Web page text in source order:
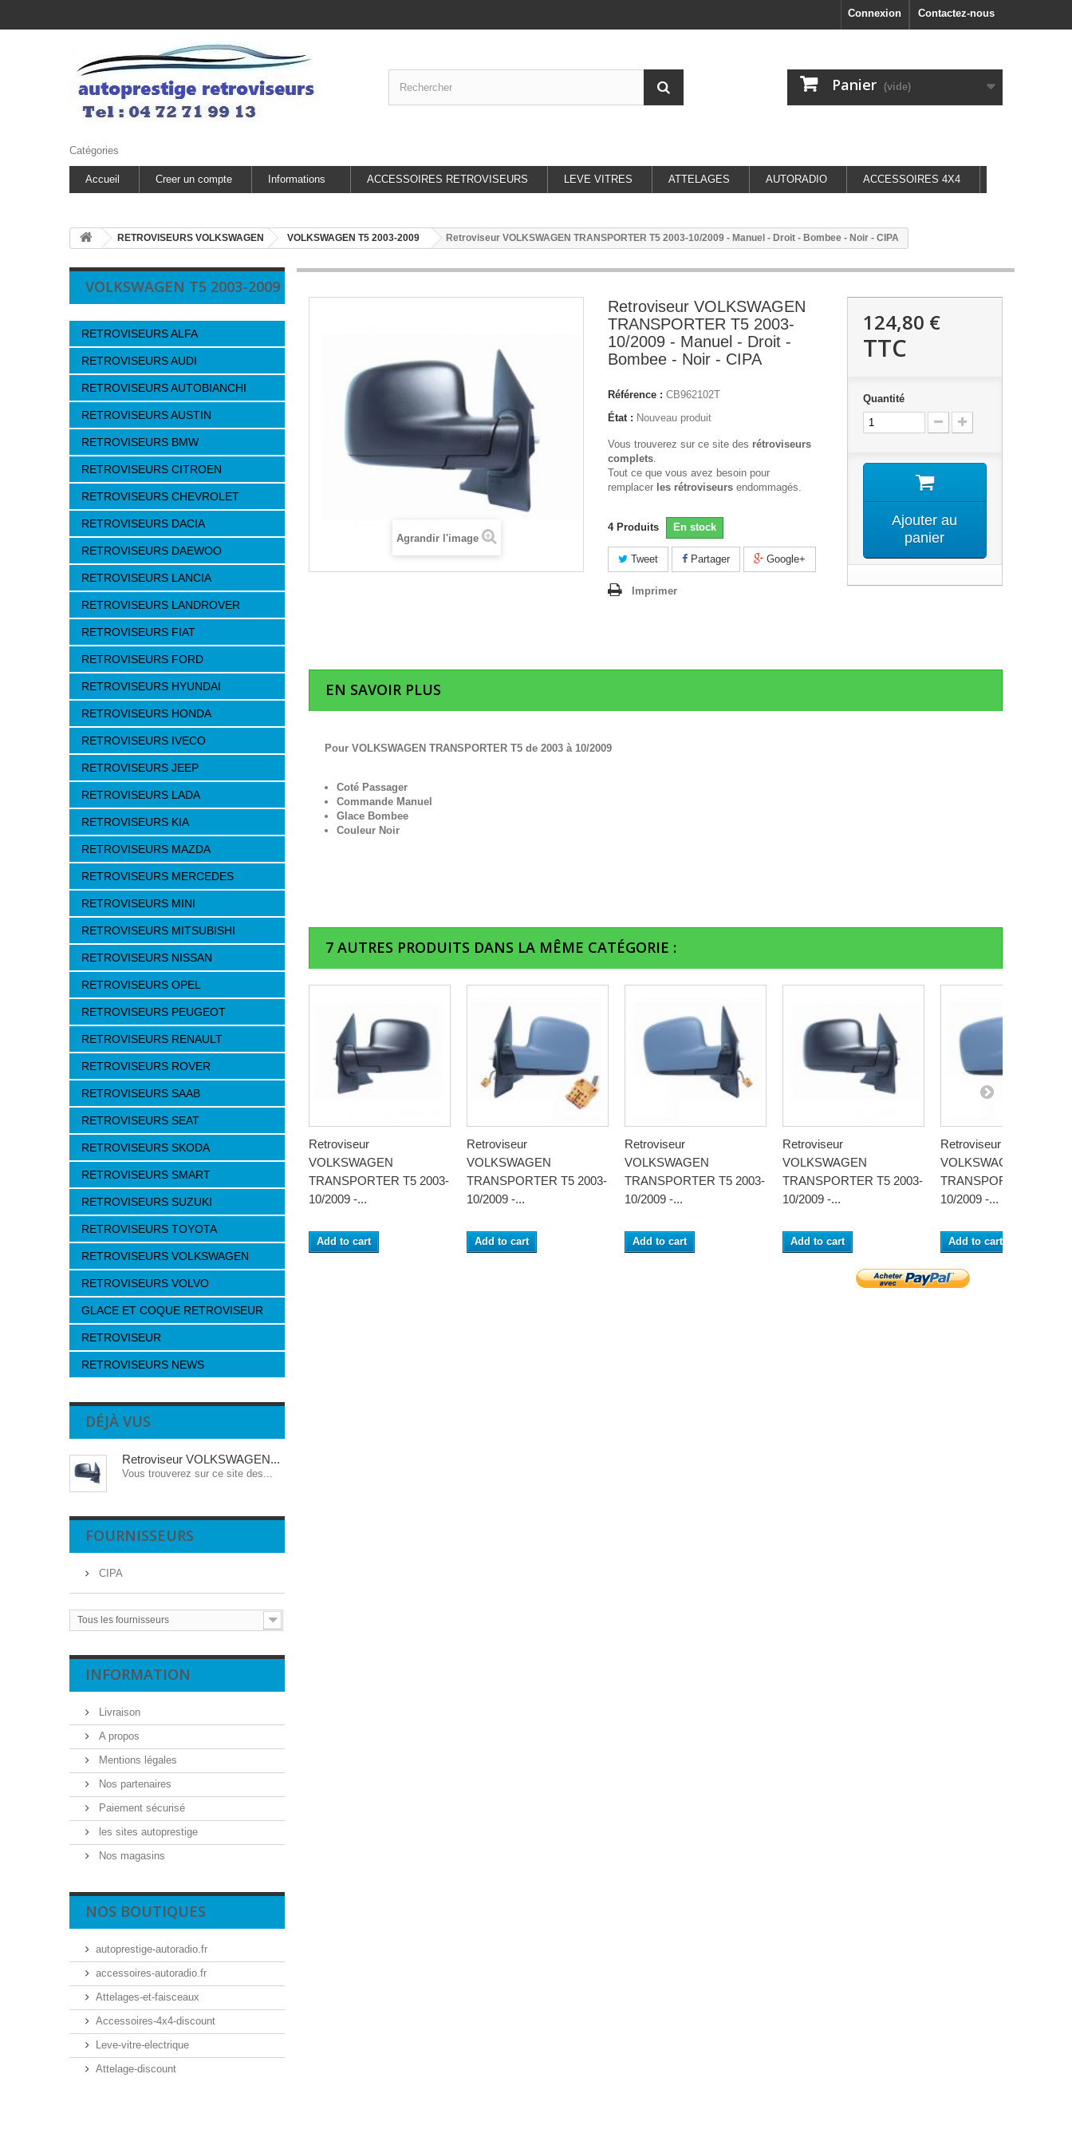
Contactez-nous
Connexion
Panier (vide)
Catégories
Accueil Creer un compte Informations ACCESSOIRES RETROVISEURS LEVE VITRES ATTELAGES AUTORADIO ACCESSOIRES 4X4
RETROVISEURS VOLKSWAGEN VOLKSWAGEN T5 2003-2009 Retroviseur VOLKSWAGEN TRANSPORTER T5 2003-10/2009 - Manuel - Droit - Bombee - Noir - CIPA
VOLKSWAGEN T5 2003-2009
RETROVISEURS ALFA
RETROVISEURS AUDI
RETROVISEURS AUTOBIANCHI
RETROVISEURS AUSTIN
RETROVISEURS BMW
RETROVISEURS CITROEN
RETROVISEURS CHEVROLET
RETROVISEURS DACIA
RETROVISEURS DAEWOO
RETROVISEURS LANCIA
RETROVISEURS LANDROVER
RETROVISEURS FIAT
RETROVISEURS FORD
RETROVISEURS HYUNDAI
RETROVISEURS HONDA
RETROVISEURS IVECO
RETROVISEURS JEEP
RETROVISEURS LADA
RETROVISEURS KIA
RETROVISEURS MAZDA
RETROVISEURS MERCEDES
RETROVISEURS MINI
RETROVISEURS MITSUBISHI
RETROVISEURS NISSAN
RETROVISEURS OPEL
RETROVISEURS PEUGEOT
RETROVISEURS RENAULT
RETROVISEURS ROVER
RETROVISEURS SAAB
RETROVISEURS SEAT
RETROVISEURS SKODA
RETROVISEURS SMART
RETROVISEURS SUZUKI
RETROVISEURS TOYOTA
RETROVISEURS VOLKSWAGEN
RETROVISEURS VOLVO
GLACE ET COQUE RETROVISEUR
RETROVISEUR
RETROVISEURS NEWS
DÉJÀ VUS
Retroviseur VOLKSWAGEN...
Vous trouverez sur ce site des...
FOURNISSEURS
CIPA
Tous les fournisseurs
INFORMATION
Livraison
A propos
Mentions légales
Nos partenaires
Paiement sécurisé
les sites autoprestige
Nos magasins
NOS BOUTIQUES
autoprestige-autoradio.fr
accessoires-autoradio.fr
Attelages-et-faisceaux
Accessoires-4x4-discount
Leve-vitre-electrique
Attelage-discount
Agrandir l'image
Retroviseur VOLKSWAGEN
TRANSPORTER T5 2003-
10/2009 - Manuel - Droit -
Bombee - Noir - CIPA
Référence : CB962102T
État : Nouveau produit
Vous trouverez sur ce site des rétroviseurs
complets.
Tout ce que vous avez besoin pour
remplacer les rétroviseurs endommagés.
4 Produits En stock
Tweet Partager Google+
Imprimer
124,80 €
TTC
Quantité
Ajouter au
panier
EN SAVOIR PLUS
Pour VOLKSWAGEN TRANSPORTER T5 de 2003 à 10/2009
Coté Passager
Commande Manuel
Glace Bombee
Couleur Noir
7 AUTRES PRODUITS DANS LA MÊME CATÉGORIE :
Retroviseur
VOLKSWAGEN
TRANSPORTER T5 2003-
10/2009 -...
Add to cart
Retroviseur
VOLKSWAGEN
TRANSPORTER T5 2003-
10/2009 -...
Add to cart
Retroviseur
VOLKSWAGEN
TRANSPORTER T5 2003-
10/2009 -...
Add to cart
Retroviseur
VOLKSWAGEN
TRANSPORTER T5 2003-
10/2009 -...
Add to cart
Retroviseur
VOLKSWAGEN
TRANSPORTER T5
10/2009 -...
Add to cart